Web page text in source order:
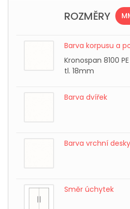
ROZMĚRY
Barva korpusu a
Kronospan 8100
tl. 18mm
Barva dvířek
Barva vrchní desky
Směr úchytek